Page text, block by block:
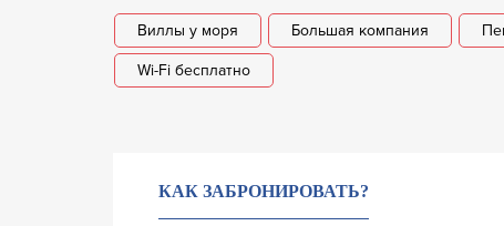
Виллы у моря Большая компания
Wi-Fi бесплатно
КАК ЗАБРОНИРОВАТЬ?